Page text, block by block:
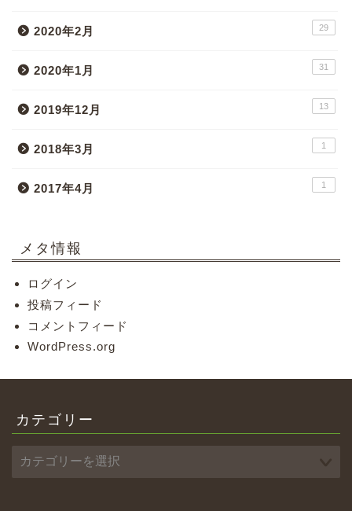
2020年2月 29
2020年1月 31
2019年12月 13
2018年3月 1
2017年4月 1
メタ情報
ログイン
投稿フィード
コメントフィード
WordPress.org
カテゴリー